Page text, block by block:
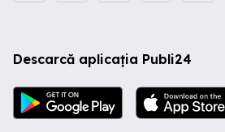
Descarcă aplicația Publi24